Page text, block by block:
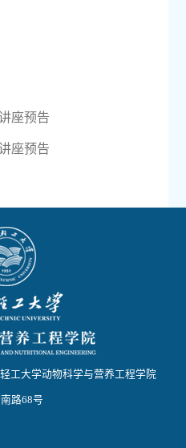
座预告
座预告
工大学动物科学与营养工程学院
路68号